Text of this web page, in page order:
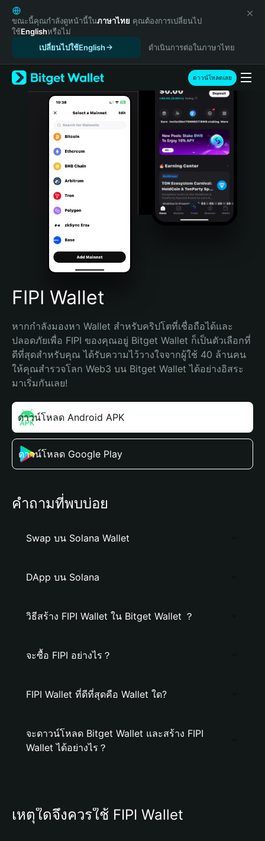
English
日本語
Tiếng Việt
Español (Latinoamérica)
Türkçe
Italiano
Português (Portugal)
Bahasa Indonesia
Português (Brasil)
Español (Argentina)
ขณะนี้คุณกำลังดูหน้านี้ในภาษาไทย คุณต้องการเปลี่ยนไป
ใช้Englishหรือไม่
เปลี่ยนไปใช้English
ดำเนินการต่อในภาษาไทย
ดาวน์โหลดเลย
FIPI Wallet
หากกำลังมองหา Wallet สำหรับคริปโตที่เชื่อถือได้และ
ปลอดภัยเพื่อ FIPI ของคุณอยู่ Bitget Wallet ก็เป็นตัวเลือกที่
ดีที่สุดสำหรับคุณ ได้รับความไว้วางใจจากผู้ใช้ 40 ล้านคน
ให้คุณสำรวจโลก Web3 บน Bitget Wallet ได้อย่างอิสระ
มาเริ่มกันเลย!
ดาวน์โหลด Android APK
ดาวน์โหลด Google Play
คำถามที่พบบ่อย
Swap บน Solana Wallet
DApp บน Solana
วิธีสร้าง FIPI Wallet ใน Bitget Wallet ？
จะซื้อ FIPI อย่างไร？
FIPI Wallet ที่ดีที่สุดคือ Wallet ใด?
จะดาวน์โหลด Bitget Wallet และสร้าง FIPI
Wallet ได้อย่างไร？
เหตุใดจึงควรใช้ FIPI Wallet